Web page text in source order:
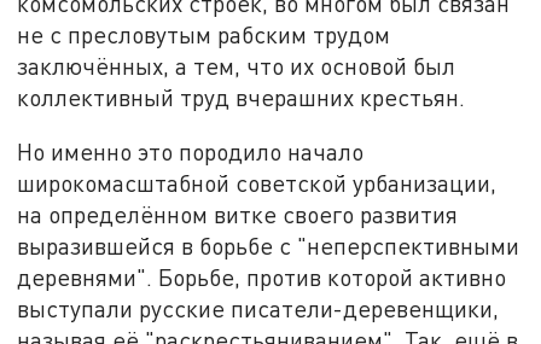
не с пресловутым рабским трудом
заключённых, а тем, что их основой был
коллективный труд вчерашних крестьян.
Но именно это породило начало
широкомасштабной советской урбанизации,
на определённом витке своего развития
выразившейся в борьбе с "неперспективными
деревнями". Борьбе, против которой активно
выступали русские писатели-деревенщики,